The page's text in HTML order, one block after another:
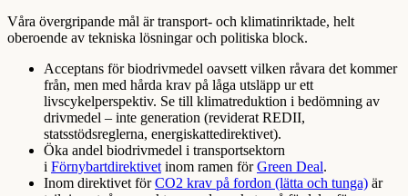
Våra övergripande mål är transport- och klimatinriktade, helt
oberoende av tekniska lösningar och politiska block.
Acceptans för biodrivmedel oavsett vilken råvara det kommer
från, men med hårda krav på låga utsläpp ur ett
livscykelperspektiv. Se till klimatreduktion i bedömning av
drivmedel – inte generation (reviderat REDII,
statsstödsreglerna, energiskattedirektivet).
Öka andel biodrivmedel i transportsektorn
i Förnybartdirektivet inom ramen förGreen Deal.
Inom direktivet förCO2 krav på fordon (lätta och tunga) är